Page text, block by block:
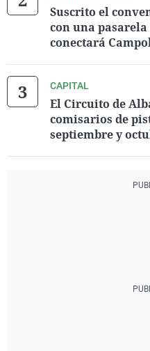
Suscrito el
con una
conectará
CAPITAL
El Circuito de
comisarios de
septiembre y